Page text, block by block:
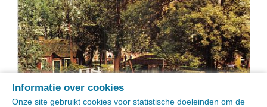
Informatie over cookies
Onze site gebruikt cookies voor statistische doeleinden om de